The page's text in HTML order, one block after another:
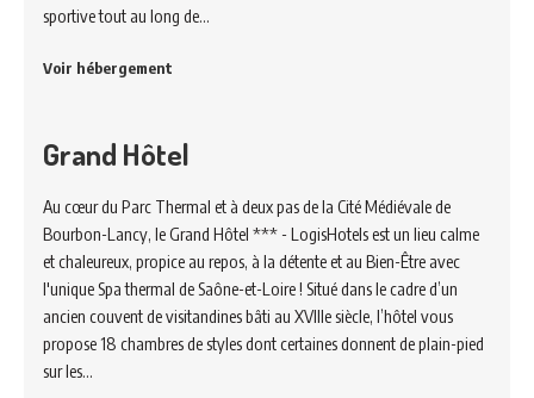
sportive tout au long de…
Voir hébergement
Grand Hôtel
Au cœur du Parc Thermal et à deux pas de la Cité Médiévale de
Bourbon-Lancy, le Grand Hôtel *** - LogisHotels est un lieu calme
et chaleureux, propice au repos, à la détente et au Bien-Être avec
l'unique Spa thermal de Saône-et-Loire ! Situé dans le cadre d’un
ancien couvent de visitandines bâti au XVIIIe siècle, l’hôtel vous
propose 18 chambres de styles dont certaines donnent de plain-pied
sur les…